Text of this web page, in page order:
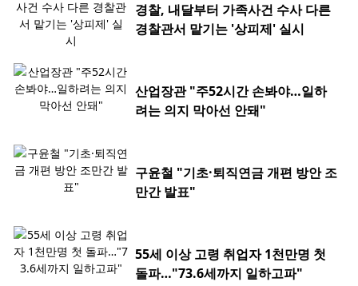
경찰, 내달부터 가족사건 수사 다른
경찰관서 맡기는 '상피제' 실시
산업장관 "주52시간 손봐야…일하
려는 의지 막아선 안돼"
구윤철 "기초·퇴직연금 개편 방안 조
만간 발표"
55세 이상 고령 취업자 1천만명 첫
돌파…"73.6세까지 일하고파"